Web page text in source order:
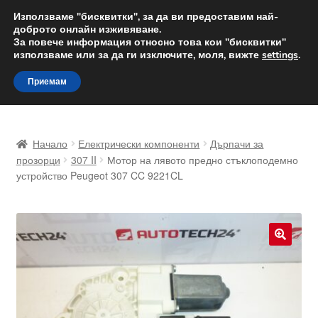
ДОСТАВКА от 12 лв.
Доставка по целия свят
Skip
to
navigation
Skip
to
content
Доставка по целия свят
За нас
Количка
Начало Електрически компоненти
Дърпачи за
прозорци
307 II
Мотор на лявото предно стъклоподемно
устройство Peugeot 307 CC 9221CL
Използваме "бисквитки", за да ви предоставим най-
доброто онлайн изживяване.
За повече информация относно това кои "бисквитки"
използваме или за да ги изключите, моля, вижте settings.
Приемам